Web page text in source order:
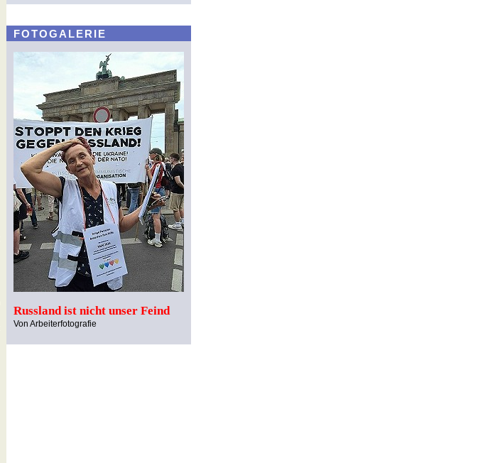
FOTOGALERIE
Russland ist nicht unser Feind
Von Arbeiterfotografie